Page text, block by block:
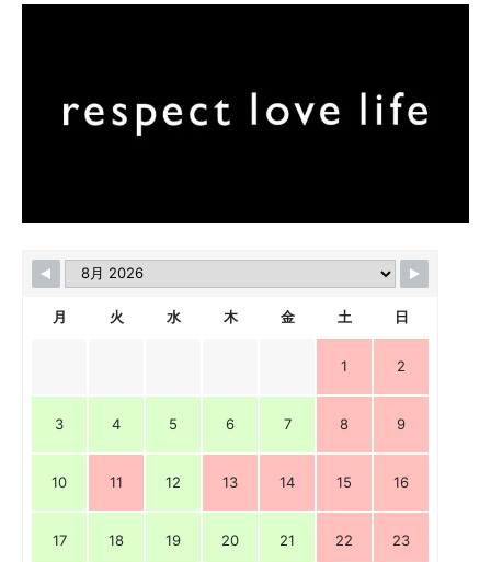
月 火 水 木 金 土 日
1 2
3 4 5 6 7 8 9
10 11 12 13 14 15 16
17 18 19 20 21 22 23